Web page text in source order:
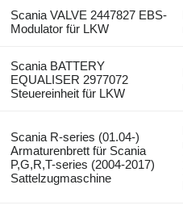
Scania VALVE 2447827 EBS-
Modulator für LKW
Scania BATTERY
EQUALISER 2977072
Steuereinheit für LKW
Scania R-series (01.04-)
Armaturenbrett für Scania
P,G,R,T-series (2004-2017)
Sattelzugmaschine